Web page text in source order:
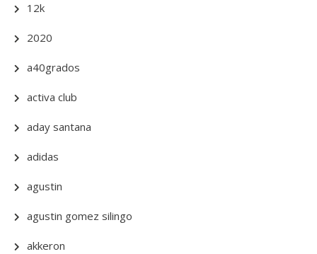
12k
2020
a40grados
activa club
aday santana
adidas
agustin
agustin gomez silingo
akkeron